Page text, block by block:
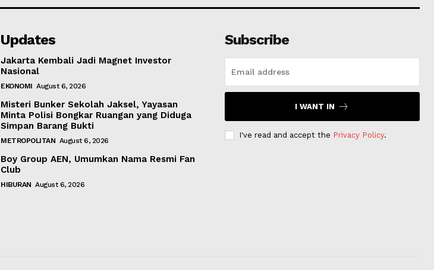
Updates
Jakarta Kembali Jadi Magnet Investor
Nasional
EKONOMI August 6, 2026
Misteri Bunker Sekolah Jaksel, Yayasan
Minta Polisi Bongkar Ruangan yang Diduga
Simpan Barang Bukti
METROPOLITAN August 6, 2026
Boy Group AEN, Umumkan Nama Resmi Fan
Club
HIBURAN August 6, 2026
Subscribe
I WANT IN
I've read and accept the Privacy Policy.